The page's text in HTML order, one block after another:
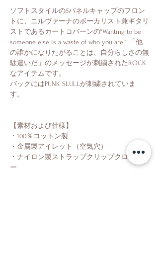
ソフトスタイルの5パネルキャップのフロン
トに、ニルヴァーナのボーカリスト兼ギタリ
ストであるカートコバーンの“Wanting to be
someone else is a waste of who you are.” 「他
の誰かになりたがることは、自分らしさの無
駄遣いだ」のメッセージが刺繍されたROCK
なアイテムです。
バックにはPUNK SLULLが刺繍されていま
す。
【素材および仕様】
・100％コットン製
・金属製アイレット（空気穴）
・ナイロン製ストラップクリップクロージャ
ー